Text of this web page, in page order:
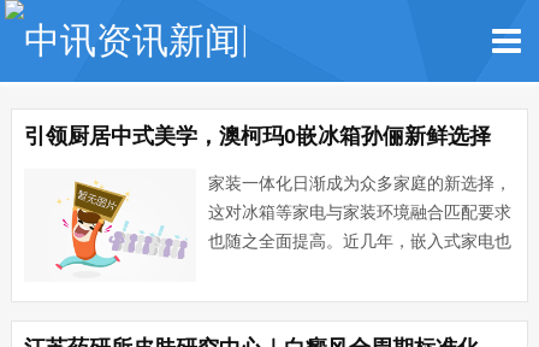
引领厨居中式美学，澳柯玛0嵌冰箱孙俪新鲜选择
家装一体化日渐成为众多家庭的新选择，
这对冰箱等家电与家装环境融合匹配要求
也随之全面提高。近几年，嵌入式家电也
澳柯玛全新推出的一款0嵌冰箱，一体化
中式美学设计理念，高颜值、高空间利用